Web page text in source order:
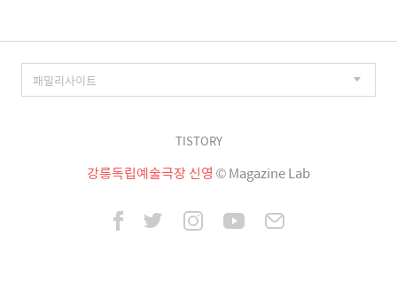
TISTORY
강릉독립예술극장 신영 © Magazine Lab